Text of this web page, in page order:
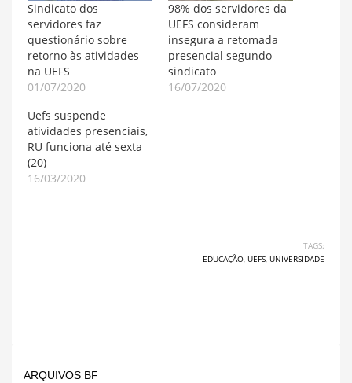
Sindicato dos
servidores faz
questionário sobre
retorno às atividades
na UEFS
01/07/2020
98% dos servidores da
UEFS consideram
insegura a retomada
presencial segundo
sindicato
16/07/2020
Uefs suspende
atividades presenciais,
RU funciona até sexta
(20)
16/03/2020
TAGS:
EDUCAÇÃO, UEFS, UNIVERSIDADE
ARQUIVOS BF